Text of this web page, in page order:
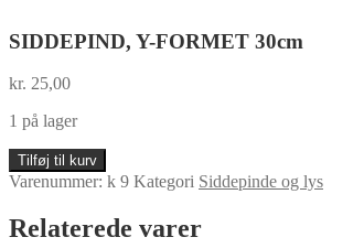
SIDDEPIND, Y-FORMET 30cm
kr. 25,00
1 på lager
SIDDEPIND,
Y-
30cm
antal
Tilføj til kurv
Varenummer: k 9 Kategori Siddepinde og lys
Relaterede varer